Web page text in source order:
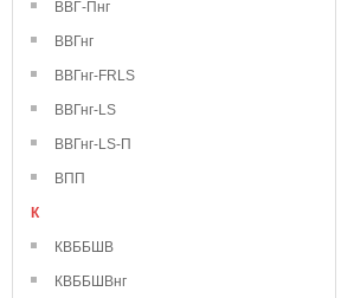
ВВГ-Пнг
ВВГнг
ВВГнг-FRLS
ВВГнг-LS
ВВГнг-LS-П
ВПП
К
КВББШВ
КВББШВнг